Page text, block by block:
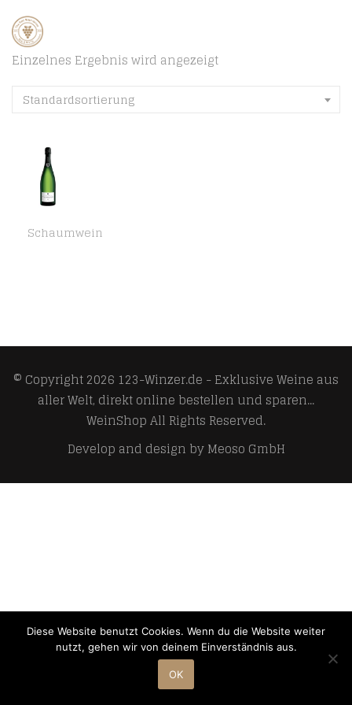
Einzelnes Ergebnis wird angezeigt
Standardsortierung
Schaumwein
© Copyright 2026 123-Winzer.de - Exklusive Weine aus
aller Welt, direkt online bestellen und sparen...
WeinShopAll Rights Reserved.
Develop and design byMeoso GmbH
Diese Website benutzt Cookies. Wenn du die Website weiter
nutzt, gehen wir von deinem Einverständnis aus.
OK